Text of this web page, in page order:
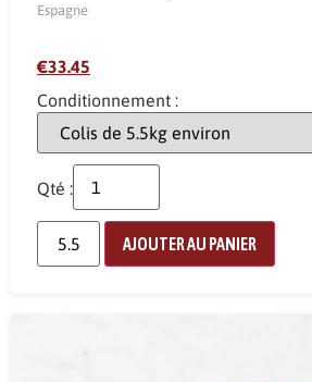
Espagne
€33.45
Conditionnement :
Qté :
AJOUTER AU PANIER